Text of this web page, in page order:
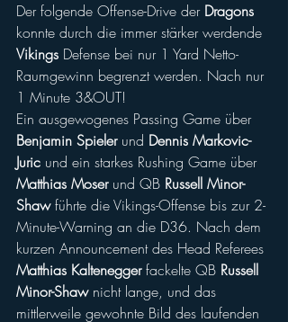
Der folgende Offense-Drive der Dragons
konnte durch die immer stärker werdende
Vikings Defense bei nur 1 Yard Netto-
Raumgewinn begrenzt werden. Nach nur
1 Minute 3&OUT!
Ein ausgewogenes Passing Game über
Benjamin Spieler und Dennis Markovic-
Juric und ein starkes Rushing Game über
Matthias Moser und QB Russell Minor-
Shaw führte die Vikings-Offense bis zur 2-
Minute-Warning an die D36. Nach dem
kurzen Announcement des Head Referees
Matthias Kaltenegger fackelte QB Russell
Minor-Shaw nicht lange, und das
mittlerweile gewohnte Bild des laufenden